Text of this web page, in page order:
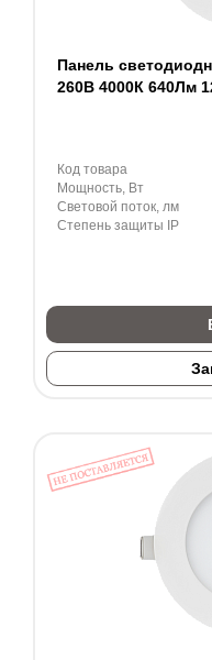
Панель
260В 4000К 640Лм
Код товара
Мощность, Вт
Световой поток, лм
Степень защиты IP